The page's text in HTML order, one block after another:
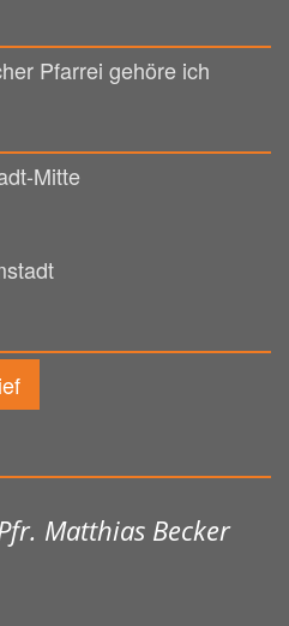
Pfarrei gehöre ich
Mitte
Matthias Becker